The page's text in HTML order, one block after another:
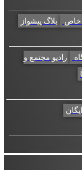
خاص بلاگ پیشواز
رادیو مجتمع و